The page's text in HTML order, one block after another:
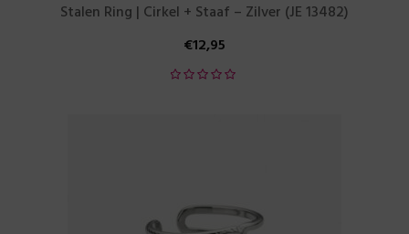
Stalen Ring | Cirkel + Staaf – Zilver (JE 13482)
€12,95